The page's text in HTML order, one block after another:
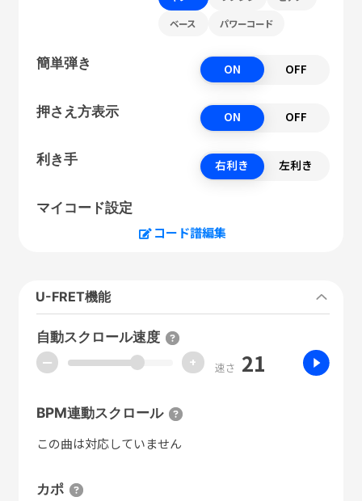
ベース パワーコード
簡単弾き ON OFF
押さえ方表示 ON OFF
利き手 右利き 左利き
マイコード設定
コード譜編集
U-FRET機能
自動スクロール速度
ー + 速さ 21
BPM連動スクロール
この曲は対応していません
カポ